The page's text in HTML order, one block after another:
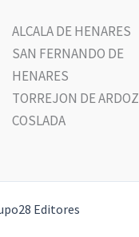
ALCALA DE HENARES
SAN FERNANDO DE
HENARES
TORREJON DE ARDOZ
COSLADA
Editores